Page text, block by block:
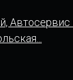
Автосервис